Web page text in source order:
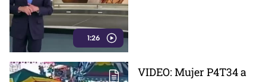
1:26
VIDEO: Mujer P4T34 a